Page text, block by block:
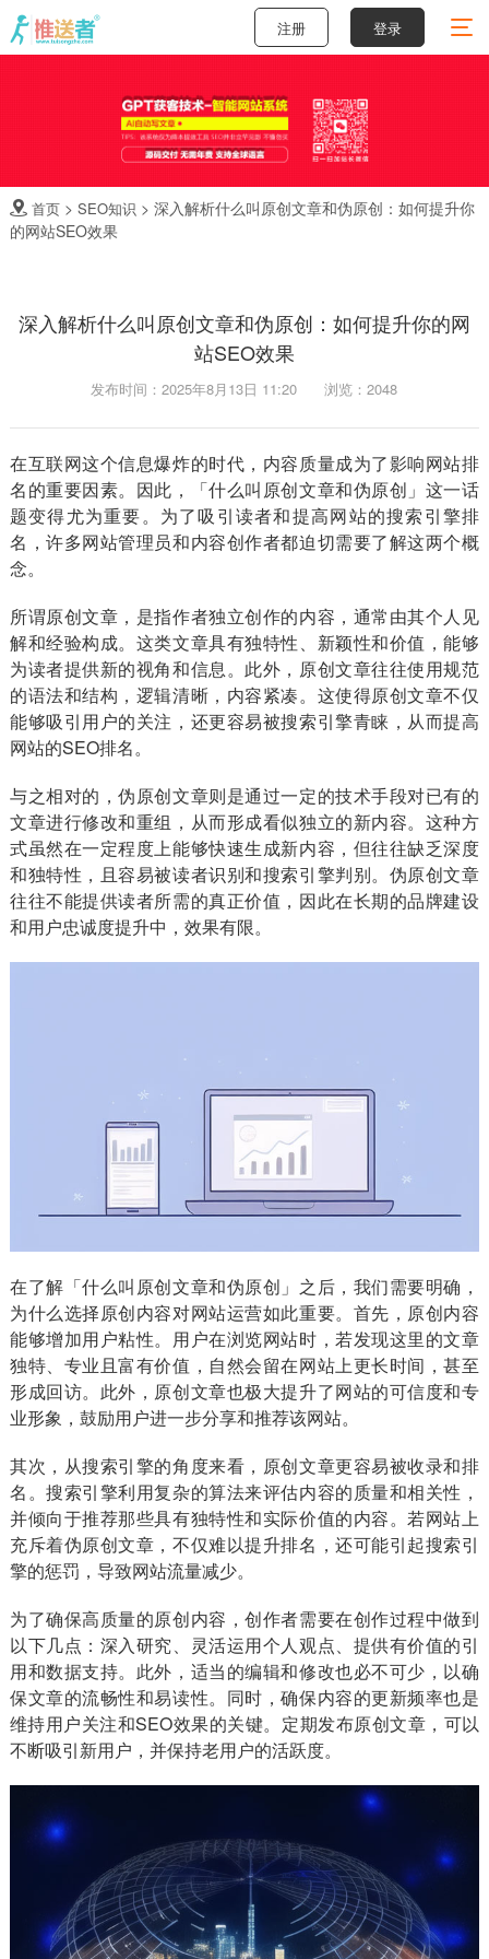
登录
注册
 首页> SEO知识 > 深入解析什么叫原创文章和伪原创：如何提升你
的网站SEO效果
深入解析什么叫原创文章和伪原创：如何提升你的网
站SEO效果
发布时间：2025年8月13日 11:20 浏览：2048
在互联网这个信息爆炸的时代，内容质量成为了影响网站排
名的重要因素。因此，「什么叫原创文章和伪原创」这一话
题变得尤为重要。为了吸引读者和提高网站的搜索引擎排
名，许多网站管理员和内容创作者都迫切需要了解这两个概
念。
所谓原创文章，是指作者独立创作的内容，通常由其个人见
解和经验构成。这类文章具有独特性、新颖性和价值，能够
为读者提供新的视角和信息。此外，原创文章往往使用规范
的语法和结构，逻辑清晰，内容紧凑。这使得原创文章不仅
能够吸引用户的关注，还更容易被搜索引擎青睐，从而提高
网站的SEO排名。
与之相对的，伪原创文章则是通过一定的技术手段对已有的
文章进行修改和重组，从而形成看似独立的新内容。这种方
式虽然在一定程度上能够快速生成新内容，但往往缺乏深度
和独特性，且容易被读者识别和搜索引擎判别。伪原创文章
往往不能提供读者所需的真正价值，因此在长期的品牌建设
和用户忠诚度提升中，效果有限。
在了解「什么叫原创文章和伪原创」之后，我们需要明确，
为什么选择原创内容对网站运营如此重要。首先，原创内容
能够增加用户粘性。用户在浏览网站时，若发现这里的文章
独特、专业且富有价值，自然会留在网站上更长时间，甚至
形成回访。此外，原创文章也极大提升了网站的可信度和专
业形象，鼓励用户进一步分享和推荐该网站。
其次，从搜索引擎的角度来看，原创文章更容易被收录和排
名。搜索引擎利用复杂的算法来评估内容的质量和相关性，
并倾向于推荐那些具有独特性和实际价值的内容。若网站上
充斥着伪原创文章，不仅难以提升排名，还可能引起搜索引
擎的惩罚，导致网站流量减少。
为了确保高质量的原创内容，创作者需要在创作过程中做到
以下几点：深入研究、灵活运用个人观点、提供有价值的引
用和数据支持。此外，适当的编辑和修改也必不可少，以确
保文章的流畅性和易读性。同时，确保内容的更新频率也是
维持用户关注和SEO效果的关键。定期发布原创文章，可以
不断吸引新用户，并保持老用户的活跃度。